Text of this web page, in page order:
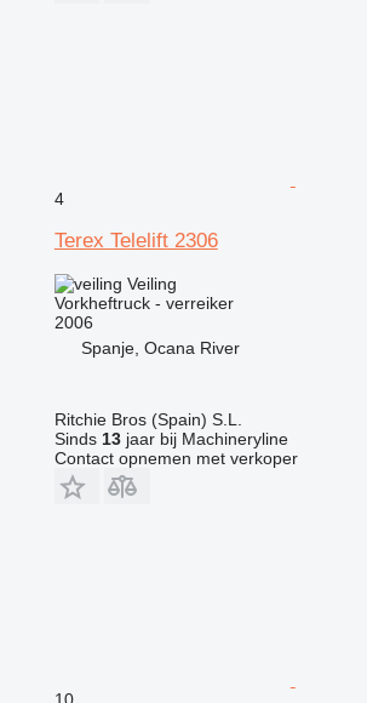
4
Terex Telelift 2306
Veiling
Vorkheftruck - verreiker
2006
Spanje, Ocana River
Ritchie Bros (Spain) S.L.
Sinds 13jaar bij Machineryline
Contact opnemen met verkoper